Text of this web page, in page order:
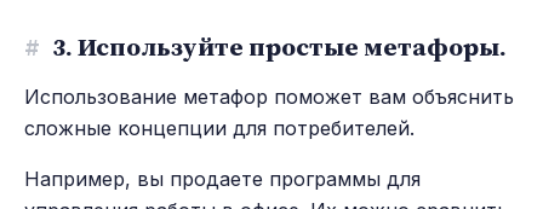
# 3. Используйте простые метафоры.
Использование метафор поможет вам объяснить
сложные концепции для потребителей.
Например, вы продаете программы для